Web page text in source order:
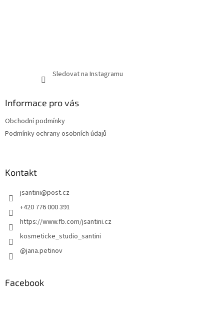
Sledovat na Instagramu
Informace pro vás
Obchodní podmínky
Podmínky ochrany osobních údajů
Kontakt
jsantini@post.cz
+420 776 000 391
https://www.fb.com/jsantini.cz
kosmeticke_studio_santini
@jana.petinov
Facebook